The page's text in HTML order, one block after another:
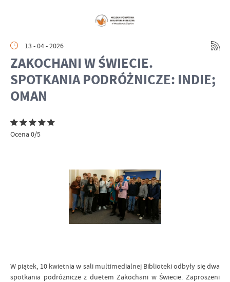
13 - 04 - 2026
ZAKOCHANI W ŚWIECIE.
SPOTKANIA PODRÓŻNICZE: INDIE;
OMAN
Ocena 0/5
W piątek, 10 kwietnia w sali multimedialnej Biblioteki odbyły się dwa
spotkania podróżnicze z duetem Zakochani w Świecie. Zaproszeni